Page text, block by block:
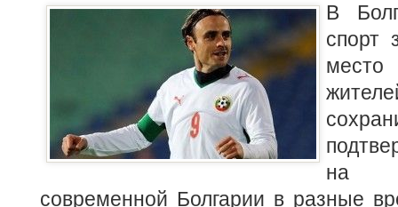
В
спорт
на
современной Болгарии в разные